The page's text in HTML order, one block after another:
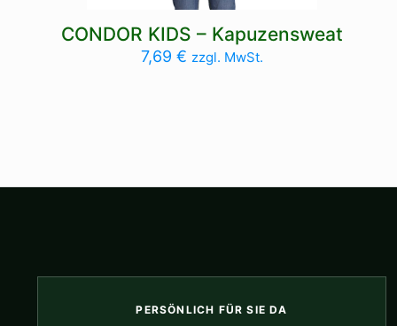
CONDOR KIDS – Kapuzensweat
7,69€ zzgl. MwSt.
PERSÖNLICH FÜR SIE DA